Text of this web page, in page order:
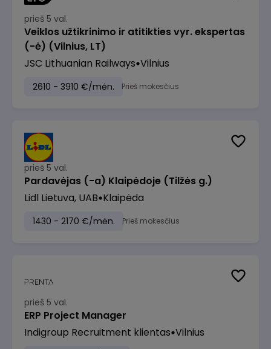
prieš 5 val.
Veiklos užtikrinimo ir atitikties vyr. ekspertas
(-ė) (Vilnius, LT)
JSC Lithuanian Railways Vilnius
2610 - 3910 €/mėn. Prieš mokesčius
prieš 5 val.
Pardavėjas (-a) Klaipėdoje (Tilžės g.)
Lidl Lietuva, UAB Klaipėda
1430 - 2170 €/mėn. Prieš mokesčius
prieš 5 val.
ERP Project Manager
Indigroup Recruitment klientas Vilnius